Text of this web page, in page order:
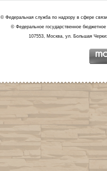
© Федеральная служба по надзору в сфере
© Федеральное государственное
107553, Москва, ул. Большая